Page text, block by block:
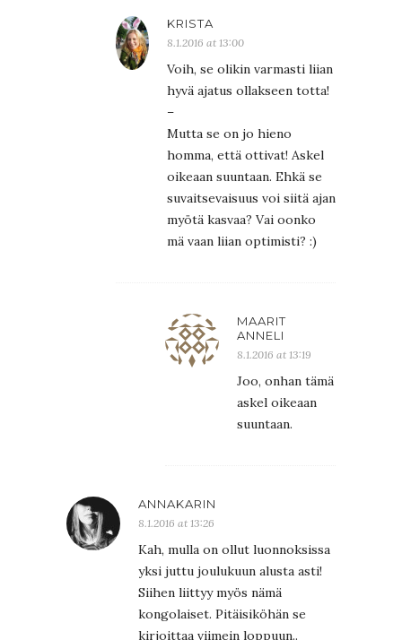
KRISTA
8.1.2016 at 13:00
Voih, se olikin varmasti liian
hyvä ajatus ollakseen totta!
–
Mutta se on jo hieno
homma, että ottivat! Askel
oikeaan suuntaan. Ehkä se
suvaitsevaisuus voi siitä ajan
myötä kasvaa? Vai oonko
mä vaan liian optimisti? :)
MAARIT
ANNELI
8.1.2016 at 13:19
Joo, onhan tämä
askel oikeaan
suuntaan.
ANNAKARIN
8.1.2016 at 13:26
Kah, mulla on ollut luonnoksissa
yksi juttu joulukuun alusta asti!
Siihen liittyy myös nämä
kongolaiset. Pitäisiköhän se
kirjoittaa viimein loppuun..